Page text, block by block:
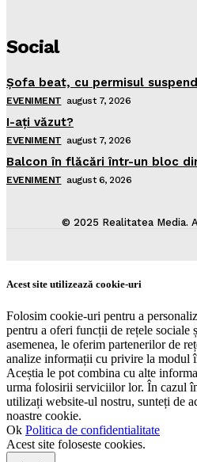
Social
Şofa beat, cu permisul
EVENIMENT august 7, 2026
I-aţi văzut?
EVENIMENT august 7, 2026
Balcon în flăcări într-un bloc
EVENIMENT august 6, 2026
© 2025 Realitatea Media.
Acest site utilizează cookie-uri
Folosim cookie-uri pentru a
pentru a oferi funcții de rețele sociale
asemenea, le oferim partenerilor de
analize informații cu privire la modul
Aceștia le pot combina cu alte
urma folosirii serviciilor lor. În cazul
utilizați website-ul nostru, sunteți de
noastre cookie.
Ok Politica de confidentialitate
Acest site foloseste cookies.